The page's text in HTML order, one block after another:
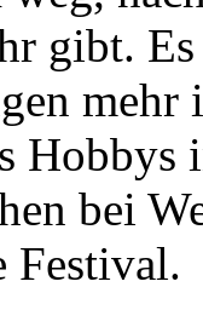
gibt.
bei
Festival.